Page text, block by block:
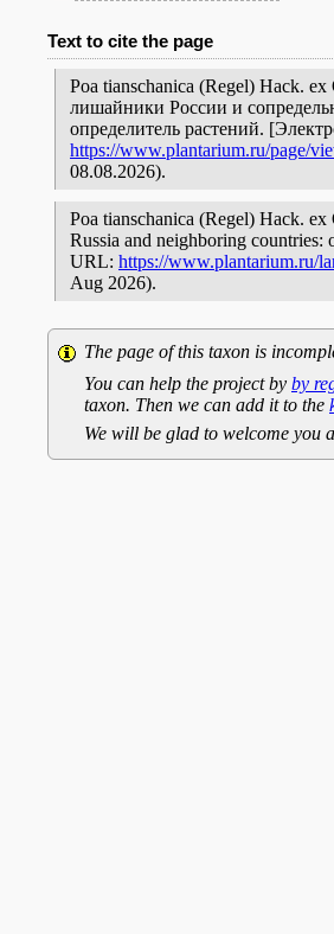
Text to cite the page
Poa tianschanica (Regel) Hack.
лишайники России и
определитель растений.
https://www.plantarium.ru/page/
08.08.2026).
Poa tianschanica (Regel) Hack.
Russia and neighboring
URL: https://www.plantarium.ru/
Aug 2026).
The page of this taxon is
You can help the project by by
taxon. Then we can add it to the
We will be glad to welcome